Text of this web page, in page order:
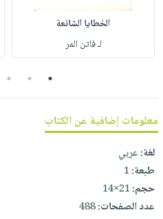
مناسبات
يتكرر
خدمات
وفرات
انشر
كتابك
تواصل
معنا
التسوق
الإصدارات
الخطايا الشائعة
لـ فاتن المر
1
2
3
معلومات إضافية عن الكتاب
لغة:عربي
طبعة:1
حجم:21×14
عدد الصفحات:488